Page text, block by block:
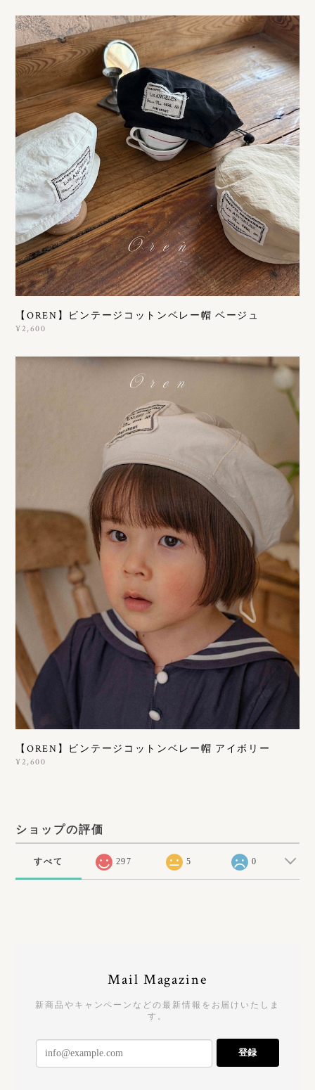
【OREN】ビンテージコットンベレー帽 ベージュ
¥2,600
【OREN】ビンテージコットンベレー帽 アイボリー
¥2,600
ショップの評価
すべて 297 5 0
Mail Magazine
新商品やキャンペーンなどの最新情報をお届けいたしま
す。
登録